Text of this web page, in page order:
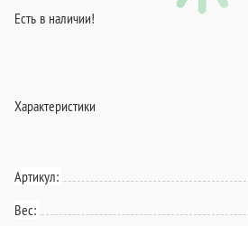
Есть в наличии!
Характеристики
Артикул:
Вес: